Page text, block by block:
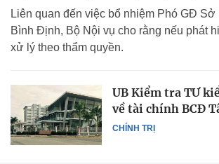
Liên quan đến việc bổ nhiệm Phó GĐ Sở
Bình Định, Bộ Nội vụ cho rằng nếu phát
xử lý theo thẩm quyền.
CHÍNH TRỊ
UB Kiểm tra TƯ
về tài chính BCĐ